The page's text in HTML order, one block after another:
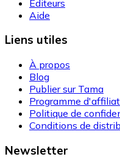
Éditeurs
Aide
Liens utiles
À propos
Blog
Publier sur Tama
Programme
Politique de
Conditions de
Newsletter